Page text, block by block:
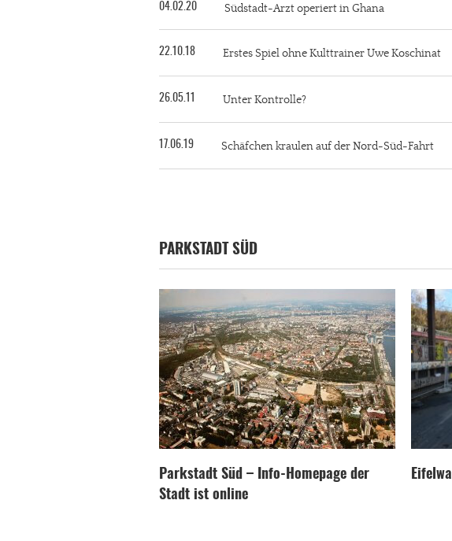
04.02.20 Südstadt-Arzt operiert in Ghana
22.10.18 Erstes Spiel ohne Kulttrainer Uwe Koschinat
26.05.11 Unter Kontrolle?
17.06.19 Schäfchen kraulen auf der Nord-Süd-Fahrt
PARKSTADT SÜD
Parkstadt Süd – Info-Homepage der
Stadt ist online